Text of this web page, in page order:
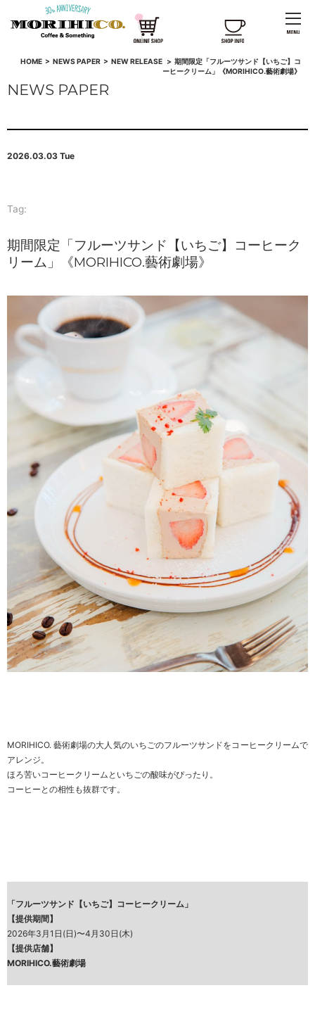
HOME> NEWS PAPER> NEW RELEASE > 期間限定「フルーツサンド【いちご】コ
ーヒークリーム」《MORIHICO.藝術劇場》
NEWS PAPER
2026.03.03 Tue
Tag:
期間限定「フルーツサンド【いちご】コーヒーク
リーム」《MORIHICO.藝術劇場》
MORIHICO. 藝術劇場の大人気のいちごのフルーツサンドをコーヒークリームで
アレンジ。
ほろ苦いコーヒークリームといちごの酸味がぴったり。
コーヒーとの相性も抜群です。
「フルーツサンド【いちご】コーヒークリーム」
【提供期間】
2026年3月1日(日)〜4月30日(木)
【提供店舗】
MORIHICO.藝術劇場